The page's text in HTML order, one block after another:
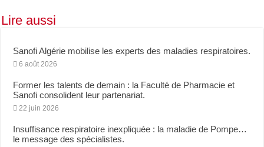
Lire aussi
Sanofi Algérie mobilise les experts des maladies respiratoires.
6 août 2026
Former les talents de demain : la Faculté de Pharmacie et
Sanofi consolident leur partenariat.
22 juin 2026
Insuffisance respiratoire inexpliquée : la maladie de Pompe…
le message des spécialistes.